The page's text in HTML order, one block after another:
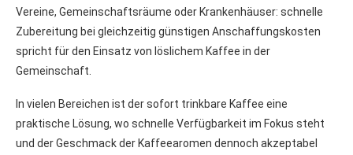
Vereine, Gemeinschaftsräume oder Krankenhäuser: schnelle
Zubereitung bei gleichzeitig günstigen Anschaffungskosten
spricht für den Einsatz von löslichem Kaffee in der
Gemeinschaft.
In vielen Bereichen ist der sofort trinkbare Kaffee eine
praktische Lösung, wo schnelle Verfügbarkeit im Fokus steht
und der Geschmack der Kaffeearomen dennoch akzeptabel